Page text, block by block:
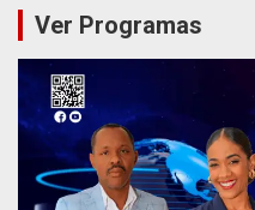
Ver Programas